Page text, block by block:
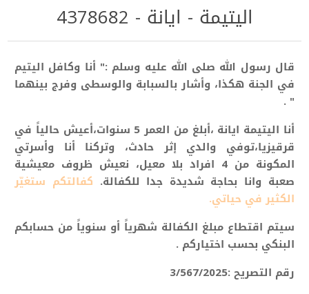
اليتيمة - ايانة - 4378682
قال رسول الله صلى الله عليه وسلم :" أنا وكافل اليتيم
في الجنة هكذا، وأشار بالسبابة والوسطى وفرج بينهما
" .
أنا اليتيمة ايانة ،أبلغ من العمر 5
سنوات،أعيش حالياً في
قرقيزيا،توفي والدي إثر حادث، وتركنا أنا وأسرتي
المكونة من 4 افراد بلا معيل، نعيش ظروف معيشية
صعبة وانا بحاجة شديدة جدا للكفالة. كفالتكم ستغيّر
الكثير في حياتي.
سيتم اقتطاع مبلغ الكفالة شهرياً أو سنوياً من حسابكم
البنكي بحسب اختياركم .
رقم التصريح :3/567/2025